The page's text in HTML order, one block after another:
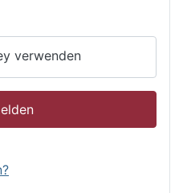
verwenden